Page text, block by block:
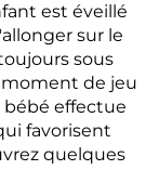
est éveillé
sur le
sous
de jeu
bébé effectue
favorisent
quelques